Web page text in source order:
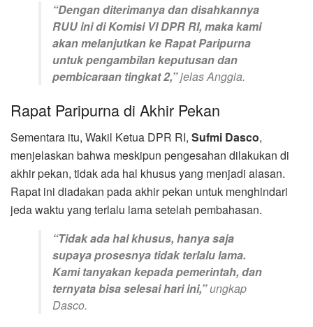
“Dengan diterimanya dan disahkannya
RUU ini di Komisi VI DPR RI, maka kami
akan melanjutkan ke Rapat Paripurna
untuk pengambilan keputusan dan
pembicaraan tingkat 2,”jelas Anggia.
Rapat Paripurna di Akhir Pekan
Sementara itu, Wakil Ketua DPR RI, Sufmi Dasco,
menjelaskan bahwa meskipun pengesahan dilakukan di
akhir pekan, tidak ada hal khusus yang menjadi alasan.
Rapat ini diadakan pada akhir pekan untuk menghindari
jeda waktu yang terlalu lama setelah pembahasan.
“Tidak ada hal khusus, hanya saja
supaya prosesnya tidak terlalu lama.
Kami tanyakan kepada pemerintah, dan
ternyata bisa selesai hari ini,”ungkap
Dasco.